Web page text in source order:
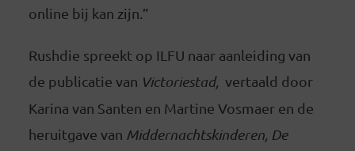
online bij kan zijn.”
Rushdie spreekt op ILFU naar aanleiding van
de publicatie van Victoriestad, vertaald door
Karina van Santen en Martine Vosmaer en de
heruitgave van Middernachtskinderen, De